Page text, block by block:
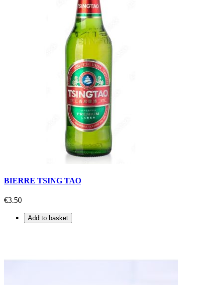
BIERRE TSING TAO
€3.50
Add to basket